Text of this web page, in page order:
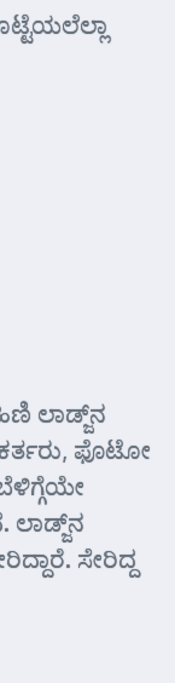
ಲಾಡ್ಜ್‌ನ
ಫೊಟೋ
ಸೇರಿದ್ದ